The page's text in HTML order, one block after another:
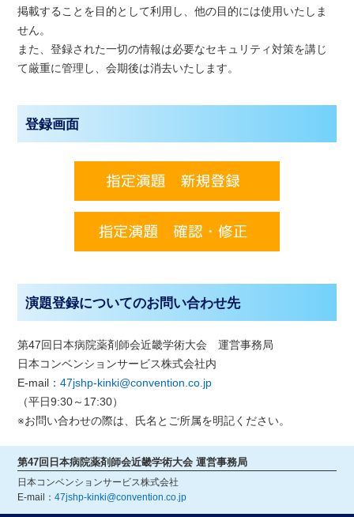
掲載することを目的として利用し、他の目的には使用いたしま
せん。
また、登録された一切の情報は必要なセキュリティ対策を講じ
て厳重に管理し、会期後は消去いたします。
登録画面
演題登録についてのお問い合わせ先
第47回日本病院薬剤師会近畿学術大会 運営事務局
日本コンベンションサービス株式会社内
E-mail：47jshp-kinki@convention.co.jp
（平日9:30～17:30）
※お問い合わせの際は、氏名とご所属を明記ください。
第47回日本病院薬剤師会近畿学術大会 運営事務局
日本コンベンションサービス株式会社
E-mail：47jshp-kinki@convention.co.jp